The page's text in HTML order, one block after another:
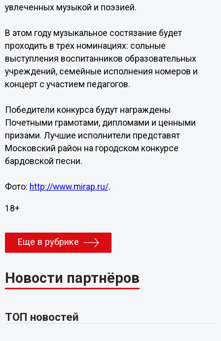
увлеченных музыкой и поэзией.
В этом году музыкальное состязание будет
проходить в трех номинациях: сольные
выступления воспитанников образовательных
учреждений, семейные исполнения номеров и
концерт с участием педагогов.
Победители конкурса будут награждены
Почетными грамотами, дипломами и ценными
призами. Лучшие исполнители представят
Московский район на городском конкурсе
бардовской песни.
Фото: http://www.mirap.ru/.
18+
Еще в рубрике
Новости партнёров
ТОП новостей